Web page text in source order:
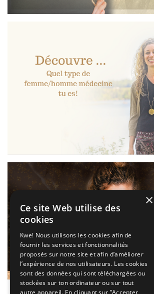
×
Ce site Web utilise des
cookies
Kwe! Nous utilisons les cookies afin de
fournir les services et fonctionnalités
proposés sur notre site et afin d’améliorer
l’expérience de nos utilisateurs. Les cookies
sont des données qui sont téléchargées ou
stockées sur ton ordinateur ou sur tout
autre appareil. En cliquant sur ”Accepter